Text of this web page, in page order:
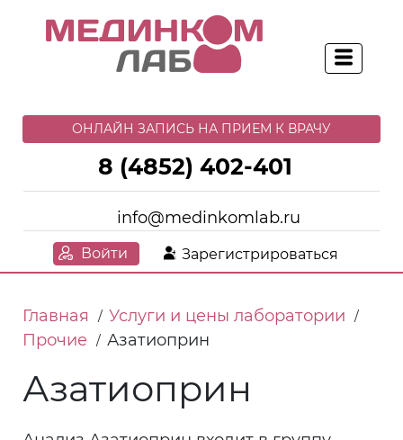
ОНЛАЙН ЗАПИСЬ НА ПРИЕМ К ВРАЧУ
8 (4852) 402-401
info@medinkomlab.ru
Войти Зарегистрироваться
Главная / Услуги и цены лаборатории /
Прочие / Азатиоприн
Азатиоприн